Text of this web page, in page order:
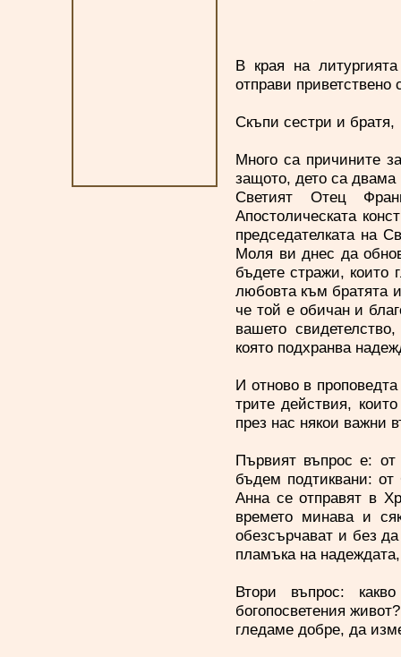
В края на
отправи приветствено
Скъпи сестри и братя,
Много са причините
защото, дето са
Светият Отец
Апостолическата
председателката на
Моля ви днес да
бъдете стражи, които
любовта към братята
че той е обичан и
вашето
която подхранва
И отново в
трите действия,
през нас някои важни
Първият въпрос е: от
бъдем подтиквани:
Анна се отправят в
времето минава и
обезсърчават и без
пламъка на
Втори въпрос:
богопосветения
гледаме добре, да